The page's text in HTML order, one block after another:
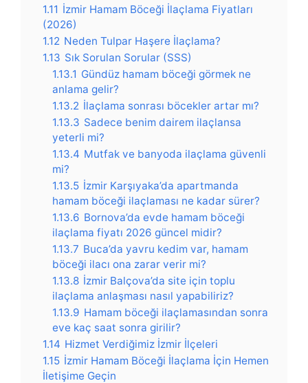
1.11 İzmir Hamam Böceği İlaçlama Fiyatları
(2026)
1.12 Neden Tulpar Haşere İlaçlama?
1.13 Sık Sorulan Sorular (SSS)
1.13.1 Gündüz hamam böceği görmek ne
anlama gelir?
1.13.2 İlaçlama sonrası böcekler artar mı?
1.13.3 Sadece benim dairem ilaçlansa
yeterli mi?
1.13.4 Mutfak ve banyoda ilaçlama güvenli
mi?
1.13.5 İzmir Karşıyaka’da apartmanda
hamam böceği ilaçlaması ne kadar sürer?
1.13.6 Bornova’da evde hamam böceği
ilaçlama fiyatı 2026 güncel midir?
1.13.7 Buca’da yavru kedim var, hamam
böceği ilacı ona zarar verir mi?
1.13.8 İzmir Balçova’da site için toplu
ilaçlama anlaşması nasıl yapabiliriz?
1.13.9 Hamam böceği ilaçlamasından sonra
eve kaç saat sonra girilir?
1.14 Hizmet Verdiğimiz İzmir İlçeleri
1.15 İzmir Hamam Böceği İlaçlama İçin Hemen
İletişime Geçin